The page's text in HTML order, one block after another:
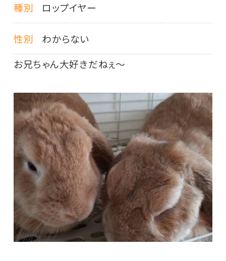
種別 ロップイヤー
性別
わからない
お兄ちゃん大好きだねぇ〜